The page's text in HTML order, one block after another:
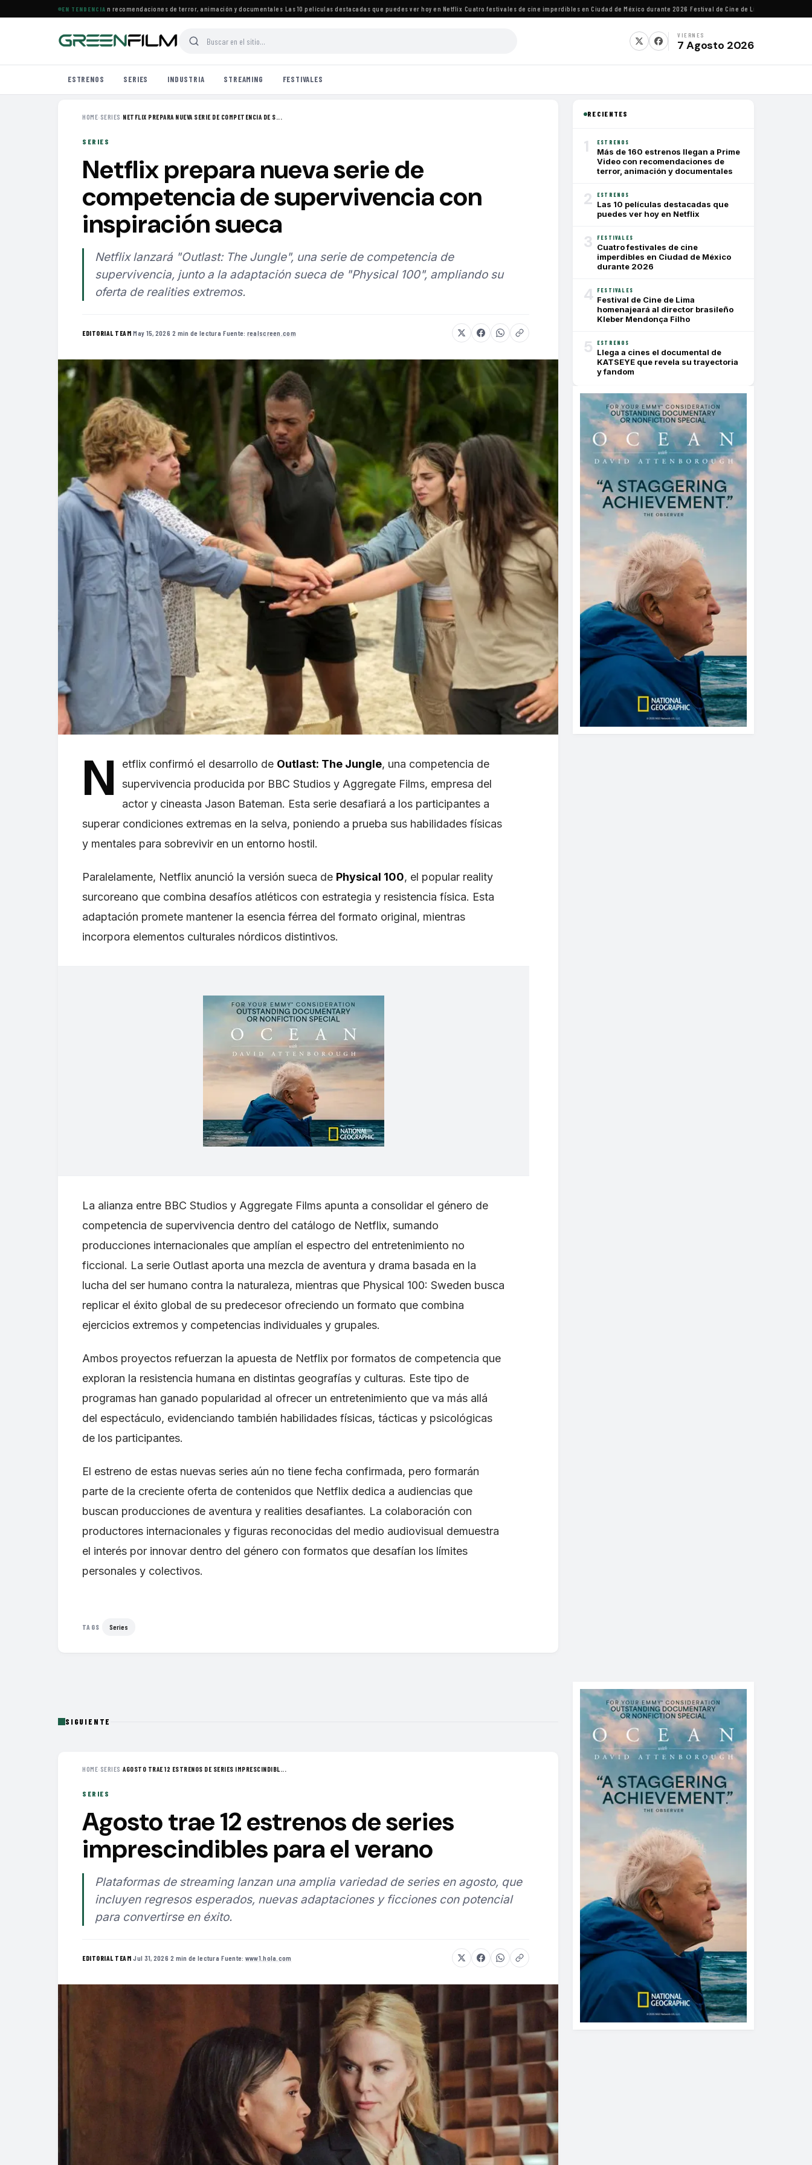
EN TENDENCIA
llegan a Prime Video con recomendaciones de terror, animación y documentales·Las 10 películas destacadas que puedes ver hoy en Netflix·Cuatro festivales de cine imperdibles en Ciudad de México durante 2026·Festival de Cine de Lima homenajeará al
VIERNES
7 Agosto 2026
ESTRENOS SERIES INDUSTRIA STREAMING FESTIVALES
HOME› SERIES ›NETFLIX PREPARA NUEVA SERIE DE COMPETENCIA DE S...
SERIES
Netflix prepara nueva serie de
competencia de supervivencia con
inspiración sueca
Netflix lanzará "Outlast: The Jungle", una serie de competencia de
supervivencia, junto a la adaptación sueca de "Physical 100", ampliando su
oferta de realities extremos.
EDITORIAL TEAM·May 15, 2026·2 min de lectura·Fuente: realscreen.com
N etflix confirmó el desarrollo de Outlast: The Jungle, una competencia de
supervivencia producida por BBC Studios y Aggregate Films, empresa del
actor y cineasta Jason Bateman. Esta serie desafiará a los participantes a
superar condiciones extremas en la selva, poniendo a prueba sus habilidades físicas
y mentales para sobrevivir en un entorno hostil.
Paralelamente, Netflix anunció la versión sueca de Physical 100, el popular reality
surcoreano que combina desafíos atléticos con estrategia y resistencia física. Esta
adaptación promete mantener la esencia férrea del formato original, mientras
incorpora elementos culturales nórdicos distintivos.
La alianza entre BBC Studios y Aggregate Films apunta a consolidar el género de
competencia de supervivencia dentro del catálogo de Netflix, sumando
producciones internacionales que amplían el espectro del entretenimiento no
ficcional. La serie Outlast aporta una mezcla de aventura y drama basada en la
lucha del ser humano contra la naturaleza, mientras que Physical 100: Sweden busca
replicar el éxito global de su predecesor ofreciendo un formato que combina
ejercicios extremos y competencias individuales y grupales.
Ambos proyectos refuerzan la apuesta de Netflix por formatos de competencia que
exploran la resistencia humana en distintas geografías y culturas. Este tipo de
programas han ganado popularidad al ofrecer un entretenimiento que va más allá
del espectáculo, evidenciando también habilidades físicas, tácticas y psicológicas
de los participantes.
El estreno de estas nuevas series aún no tiene fecha confirmada, pero formarán
parte de la creciente oferta de contenidos que Netflix dedica a audiencias que
buscan producciones de aventura y realities desafiantes. La colaboración con
productores internacionales y figuras reconocidas del medio audiovisual demuestra
el interés por innovar dentro del género con formatos que desafían los límites
personales y colectivos.
TAGS Series
RECIENTES
1 ESTRENOS
Más de 160 estrenos llegan a Prime
Video con recomendaciones de
terror, animación y documentales
2 ESTRENOS
Las 10 películas destacadas que
puedes ver hoy en Netflix
3 FESTIVALES
Cuatro festivales de cine
imperdibles en Ciudad de México
durante 2026
4 FESTIVALES
Festival de Cine de Lima
homenajeará al director brasileño
Kleber Mendonça Filho
5 ESTRENOS
Llega a cines el documental de
KATSEYE que revela su trayectoria
y fandom
SIGUIENTE
HOME› SERIES ›AGOSTO TRAE 12 ESTRENOS DE SERIES IMPRESCINDIBL...
SERIES
Agosto trae 12 estrenos de series
imprescindibles para el verano
Plataformas de streaming lanzan una amplia variedad de series en agosto, que
incluyen regresos esperados, nuevas adaptaciones y ficciones con potencial
para convertirse en éxito.
EDITORIAL TEAM·Jul 31, 2026·2 min de lectura·Fuente: www1.hola.com